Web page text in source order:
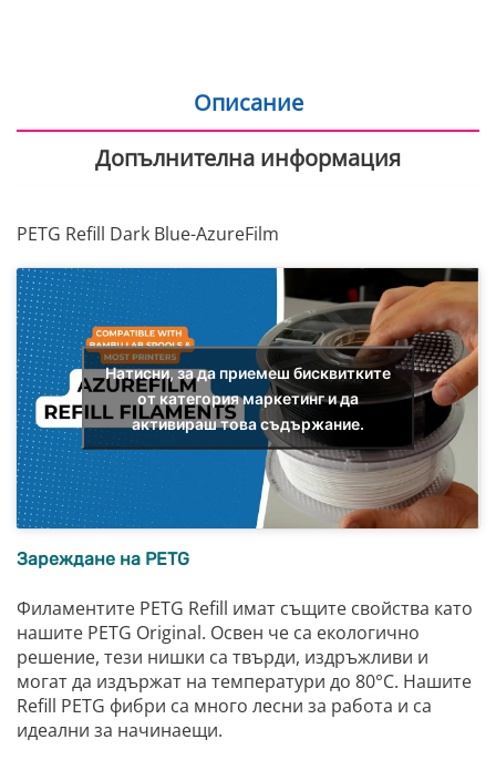
Описание
Допълнителна информация
PETG Refill Dark Blue-AzureFilm
Натисни, за да приемеш бисквитките
от категория маркетинг и да
активираш това съдържание.
Зареждане на PETG
Филаментите PETG Refill имат същите свойства като
нашите PETG Original. Освен че са екологично
решение, тези нишки са твърди, издръжливи и
могат да издържат на температури до 80°C. Нашите
Refill PETG фибри са много лесни за работа и са
идеални за начинаещи.